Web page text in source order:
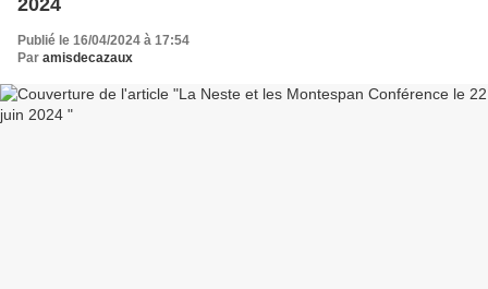
2024
Publié le 16/04/2024 à 17:54
Par amisdecazaux